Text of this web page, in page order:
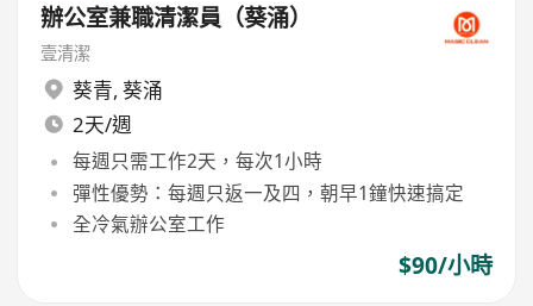
辦公室兼職清潔員（葵涌）
壹清潔
葵青, 葵涌
2天/週
每週只需工作2天，每次1小時
彈性優勢：每週只返一及四，朝早1鐘快速搞定
全冷氣辦公室工作
$90/小時